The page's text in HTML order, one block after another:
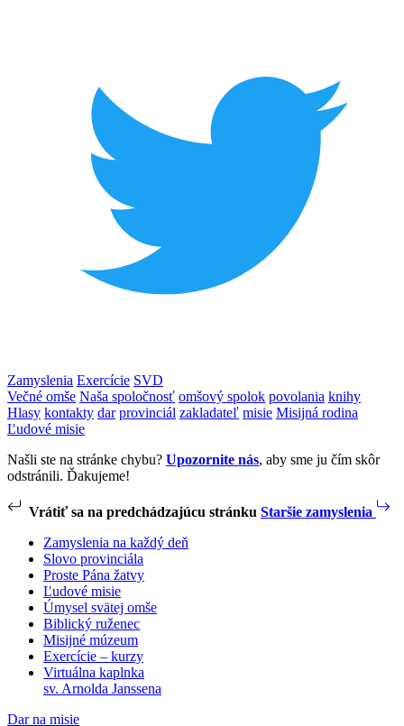
Zamyslenia Exercície SVD
Večné omše Naša spoločnosť omšový spolok povolania knihy
Hlasy kontakty dar provinciál zakladateľ misie Misijná rodina
Ľudové misie
Našli ste na stránke chybu? Upozornite nás, aby sme ju čím skôr
odstránili. Ďakujeme!
Vrátiť sa na predchádzajúcu stránku Staršie zamyslenia
Zamyslenia na každý deň
Slovo provinciála
Proste Pána žatvy
Ľudové misie
Úmysel svätej omše
Biblický ruženec
Misijné múzeum
Exercície – kurzy
Virtuálna kaplnka
sv. Arnolda Janssena
Dar na misie